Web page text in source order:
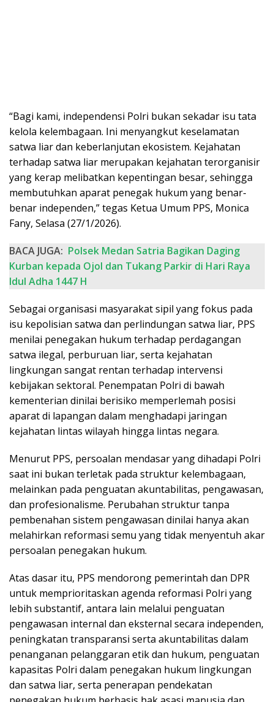
“Bagi kami, independensi Polri bukan sekadar isu tata
kelola kelembagaan. Ini menyangkut keselamatan
satwa liar dan keberlanjutan ekosistem. Kejahatan
terhadap satwa liar merupakan kejahatan terorganisir
yang kerap melibatkan kepentingan besar, sehingga
membutuhkan aparat penegak hukum yang benar-
benar independen,” tegas Ketua Umum PPS, Monica
Fany, Selasa (27/1/2026).
BACA JUGA: Polsek Medan Satria Bagikan Daging
Kurban kepada Ojol dan Tukang Parkir di Hari Raya
Idul Adha 1447 H
Sebagai organisasi masyarakat sipil yang fokus pada
isu kepolisian satwa dan perlindungan satwa liar, PPS
menilai penegakan hukum terhadap perdagangan
satwa ilegal, perburuan liar, serta kejahatan
lingkungan sangat rentan terhadap intervensi
kebijakan sektoral. Penempatan Polri di bawah
kementerian dinilai berisiko memperlemah posisi
aparat di lapangan dalam menghadapi jaringan
kejahatan lintas wilayah hingga lintas negara.
Menurut PPS, persoalan mendasar yang dihadapi Polri
saat ini bukan terletak pada struktur kelembagaan,
melainkan pada penguatan akuntabilitas, pengawasan,
dan profesionalisme. Perubahan struktur tanpa
pembenahan sistem pengawasan dinilai hanya akan
melahirkan reformasi semu yang tidak menyentuh akar
persoalan penegakan hukum.
Atas dasar itu, PPS mendorong pemerintah dan DPR
untuk memprioritaskan agenda reformasi Polri yang
lebih substantif, antara lain melalui penguatan
pengawasan internal dan eksternal secara independen,
peningkatan transparansi serta akuntabilitas dalam
penanganan pelanggaran etik dan hukum, penguatan
kapasitas Polri dalam penegakan hukum lingkungan
dan satwa liar, serta penerapan pendekatan